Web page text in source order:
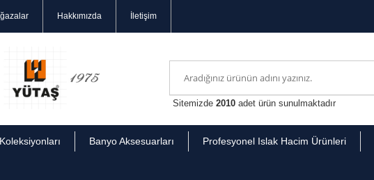
Hakkımızda İletişim
Sitemizde2010 adet ürün sunulmaktadır
Banyo Aksesuarları Profesyonel Islak Hacim Ürünleri